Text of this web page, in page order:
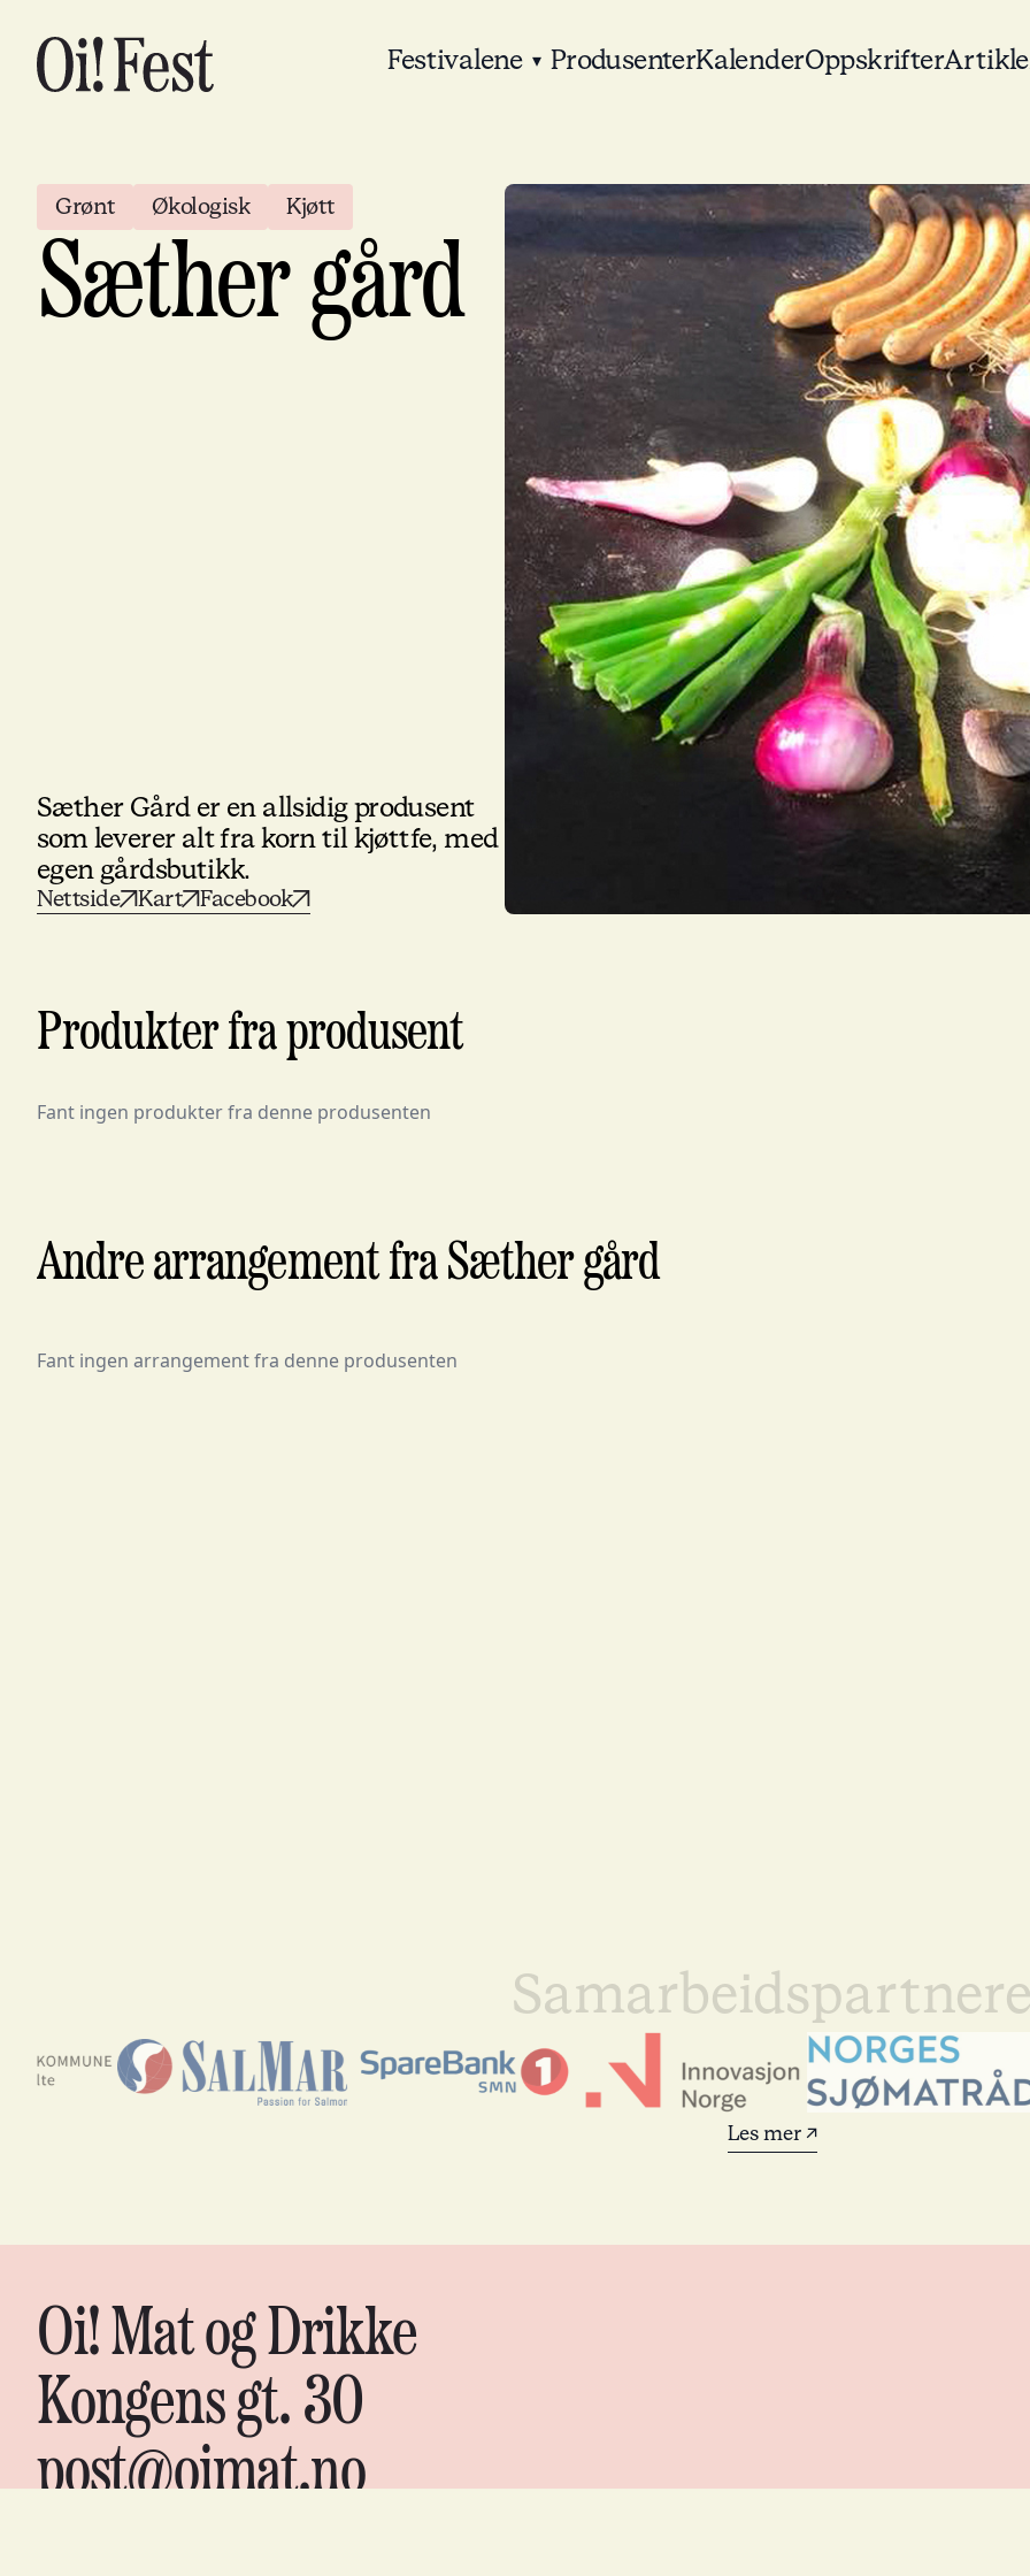
Festivalene ▾ ProdusenterKalenderOppskrifter
Grønt Økologisk Kjøtt
Sæther gård
Sæther Gård er en allsidig produsent
som leverer alt fra korn til kjøttfe, med
egen gårdsbutikk.
Nettside Kart Facebook
Produkter fra produsent
Fant ingen produkter fra denne produsenten
Andre arrangement fra Sæther gård
Fant ingen arrangement fra denne produsenten
Les mer ↗
Oi! Mat og Drikke
Kongens gt. 30
post@oimat.no